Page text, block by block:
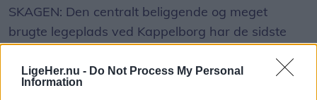
LigeHer.nu - Do Not Process My Personal
Information
SKAGEN: Den centralt beliggende og meget
brugte legeplads ved Kappelborg har de sidste
bruges efter de er blevet markeret med
afspærring.